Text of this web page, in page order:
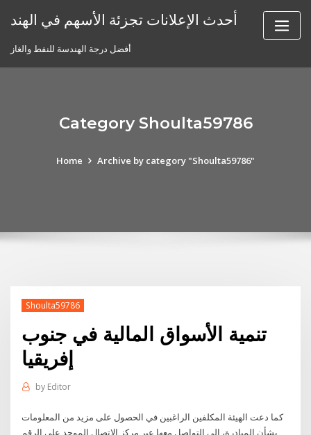
أحدث الإعلانات تجزئة الأسهم في الهند
أفضل درجة الهندسة للنفط والغاز
Category Shoulta59786
Home Archive by category "Shoulta59786"
Shoulta59786
تنمية الأسواق المالية في جنوب
إفريقيا
by Editor
كما دعت الهيئة المكلفين الراغبين في الحصول على مزيد من المعلومات
بشأن المبادرة، إلى التواصل معها عبر مركز الاتصال الموحد على الرقم